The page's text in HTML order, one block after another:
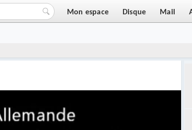
Mon espace Disque Mail